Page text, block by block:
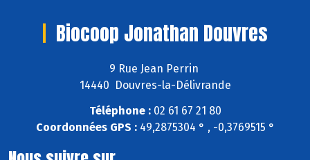
Biocoop Jonathan Douvres
9 Rue Jean Perrin
14440 Douvres-la-Délivrande
Téléphone :02 61 67 21 80
Coordonnées GPS :49,2875304 ° , -0,3769515 °